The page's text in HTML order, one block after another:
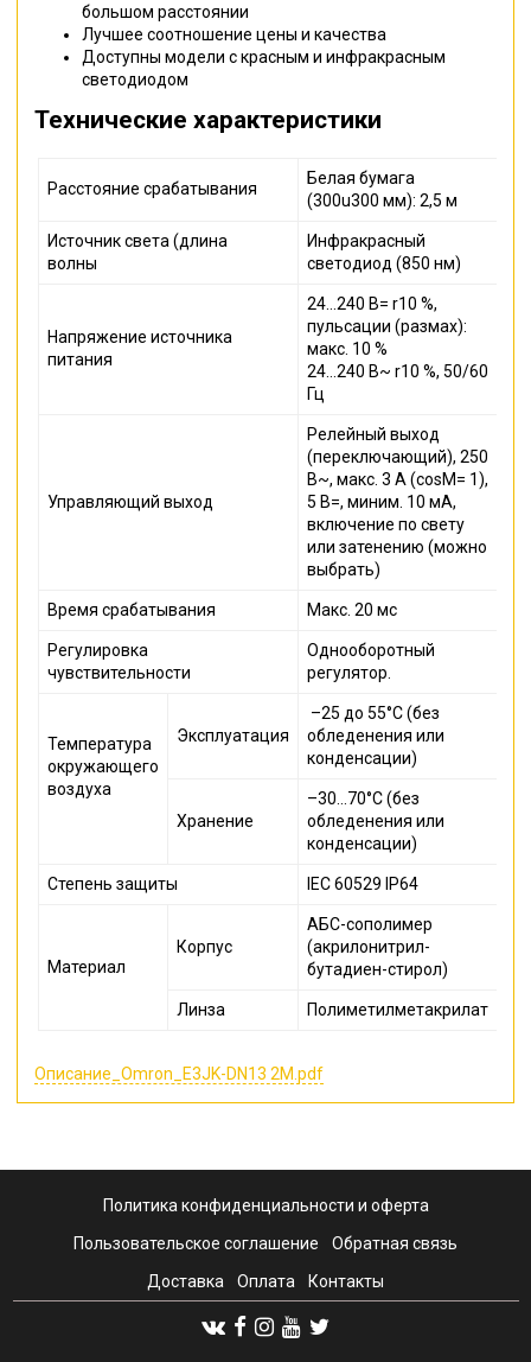
большом расстоянии
Лучшее соотношение цены и качества
Доступны модели с красным и инфракрасным
светодиодом
Технические характеристики
Расстояние срабатывания
Белая бумага
(300u300 мм): 2,5 м
Источник света (длина
волны
Инфракрасный
светодиод (850 нм)
Напряжение источника
питания
24…240 В= r10 %,
пульсации (размах):
макс. 10 %
24…240 В~ r10 %, 50/60
Гц
Управляющий выход
Релейный выход
(переключающий), 250
В~, макс. 3 А (cosM= 1),
5 В=, миним. 10 мА,
включение по свету
или затенению (можно
выбрать)
Время срабатывания Макс. 20 мс
Регулировка
чувствительности
Однооборотный
регулятор.
Температура
окружающего
воздуха
Эксплуатация
–25 до 55°C (без
обледенения или
конденсации)
Хранение
–30…70°C (без
обледенения или
конденсации)
Степень защиты IEC 60529 IP64
Материал
Корпус
АБС-сополимер
(акрилонитрил-
бутадиен-стирол)
Линза Полиметилметакрилат
Описание_Omron_E3JK-DN13 2M.pdf
Политика конфиденциальности и оферта
Пользовательское соглашение Обратная связь
Доставка Оплата Контакты